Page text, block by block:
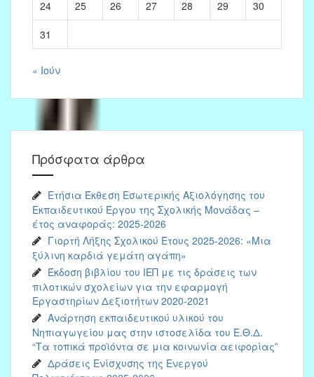
24 25 26 27 28 29 30
31
« Ιούν
Πρόσφατα άρθρα
Ετήσια Έκθεση Εσωτερικής Αξιολόγησης του
Εκπαιδευτικού Έργου της Σχολικής Μονάδας –
έτος αναφοράς: 2025-2026
Γιορτή Λήξης Σχολικού Έτους 2025-2026: «Μια
ξύλινη καρδιά γεμάτη αγάπη»
Έκδοση βιβλίου του ΙΕΠ με τις δράσεις των
πιλοτικών σχολείων για την εφαρμογή
Εργαστηρίων Δεξιοτήτων 2020-2021
Ανάρτηση εκπαιδευτικού υλικού του
Νηπιαγωγείου μας στην ιστοσελίδα του Ε.Θ.Δ.
“Τα τοπικά προϊόντα σε μια κοινωνία αειφορίας”
Δράσεις Ενίσχυσης της Ενεργού